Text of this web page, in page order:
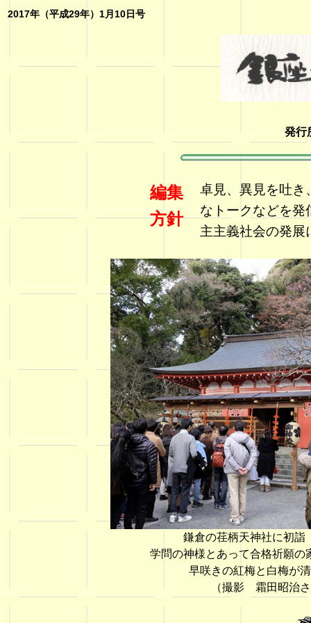
2017年（平成29年）1月10日号
発行
編集
方針
卓見、異見を吐き
なトークなどを発
主主義社会の発展
鎌倉の荏柄天神社に初詣
学問の神様とあって合格祈願の
早咲きの紅梅と白梅が
（撮影 霜田昭治